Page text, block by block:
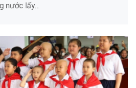
nước lấy…